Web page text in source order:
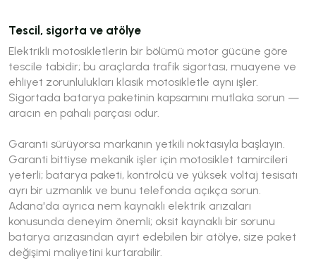
Tescil, sigorta ve atölye
Elektrikli motosikletlerin bir bölümü motor gücüne göre
tescile tabidir; bu araçlarda trafik sigortası, muayene ve
ehliyet zorunlulukları klasik motosikletle aynı işler.
Sigortada batarya paketinin kapsamını mutlaka sorun —
aracın en pahalı parçası odur.
Garanti sürüyorsa markanın yetkili noktasıyla başlayın.
Garanti bittiyse mekanik işler için motosiklet tamircileri
yeterli; batarya paketi, kontrolcü ve yüksek voltaj tesisatı
ayrı bir uzmanlık ve bunu telefonda açıkça sorun.
Adana'da ayrıca nem kaynaklı elektrik arızaları
konusunda deneyim önemli; oksit kaynaklı bir sorunu
batarya arızasından ayırt edebilen bir atölye, size paket
değişimi maliyetini kurtarabilir.